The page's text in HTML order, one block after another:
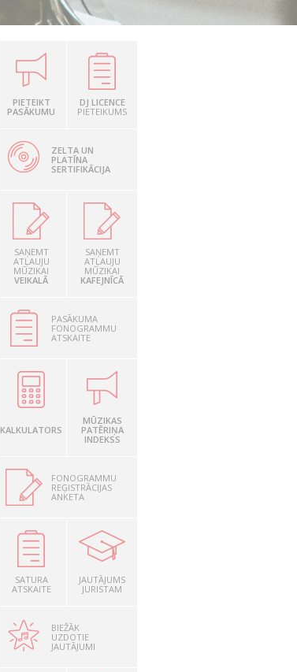
PIETEIKT
PASĀKUMU
DJ LICENCE
PIETEIKUMS
ZELTA UN
PLATĪNA
SERTIFIKĀCIJA
SAŅEMT
ATĻAUJU
MŪZIKAI
VEIKALĀ
SAŅEMT
ATĻAUJU
MŪZIKAI
KAFEJNĪCĀ
PASĀKUMA
FONOGRAMMU
ATSKAITE
KALKULATORS
MŪZIKAS
PATĒRIŅA
INDEKSS
FONOGRAMMU
REĢISTRĀCIJAS
ANKETA
SATURA
ATSKAITE
JAUTĀJUMS
JURISTAM
BIEŽĀK
UZDOTIE
JAUTĀJUMI